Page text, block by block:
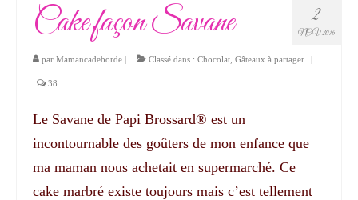
2
NOV 2016
Cake façon Savane
par Mamancadeborde | Classé dans : Chocolat Gâteaux à partager |
38
Le Savane de Papi Brossard® est un
incontournable des goûters de mon enfance que
ma maman nous achetait en supermarché. Ce
cake marbré existe toujours mais c’est tellement